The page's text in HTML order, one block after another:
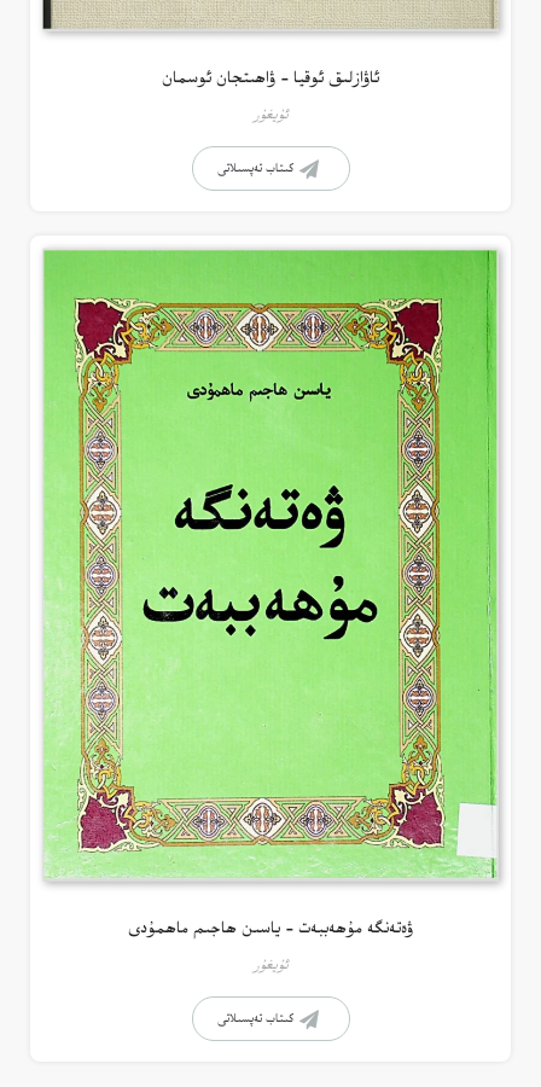
ئاۋازلىق ئوقيا – ۋاھىتجان ئوسمان
ئۇيغۇر
كىتاب تەپسىلاتى
ۋەتەنگە مۇھەببەت – ياسىن ھاجىم ماھمۇدى
ئۇيغۇر
كىتاب تەپسىلاتى